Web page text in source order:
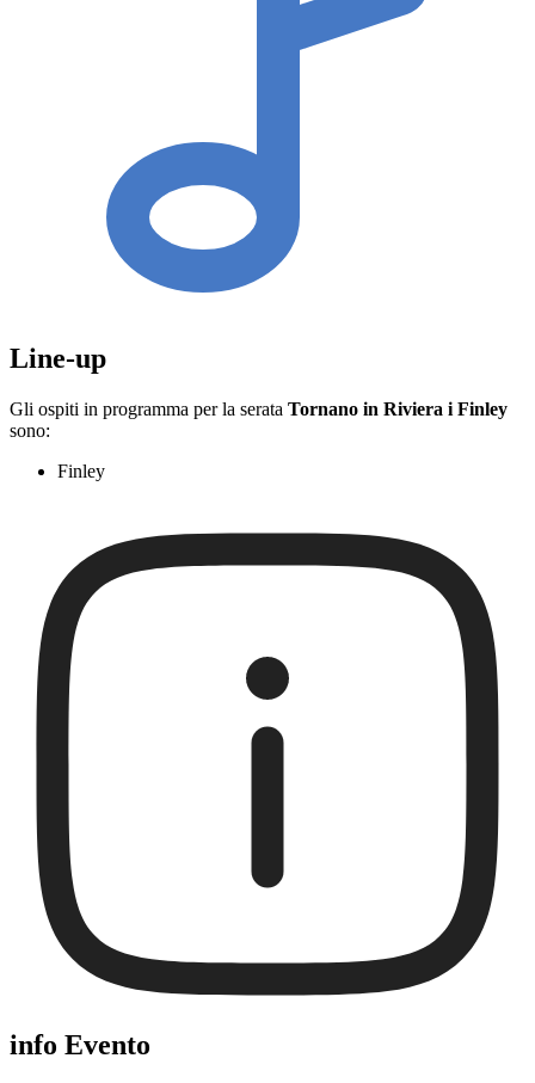
Line-up
Gli ospiti in programma per la serata Tornano in Riviera i Finley
sono:
Finley
info Evento